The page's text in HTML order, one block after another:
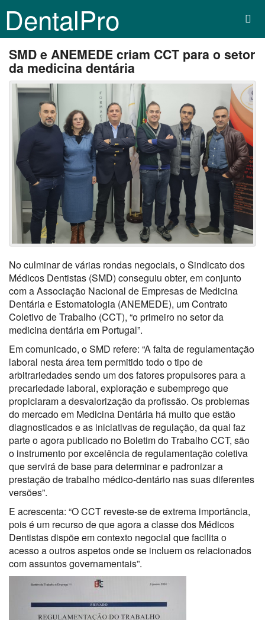
DentalPro
SMD e ANEMEDE criam CCT para o setor
da medicina dentária
No culminar de várias rondas negociais, o Sindicato dos
Médicos Dentistas (SMD) conseguiu obter, em conjunto
com a Associação Nacional de Empresas de Medicina
Dentária e Estomatologia (ANEMEDE), um Contrato
Coletivo de Trabalho (CCT), “o primeiro no setor da
medicina dentária em Portugal”.
Em comunicado, o SMD refere: “A falta de regulamentação
laboral nesta área tem permitido todo o tipo de
arbitrariedades sendo um dos fatores propulsores para a
precariedade laboral, exploração e subemprego que
propiciaram a desvalorização da profissão. Os problemas
do mercado em Medicina Dentária há muito que estão
diagnosticados e as iniciativas de regulação, da qual faz
parte o agora publicado no Boletim do Trabalho CCT, são
o instrumento por excelência de regulamentação coletiva
que servirá de base para determinar e padronizar a
prestação de trabalho médico-dentário nas suas diferentes
versões”.
E acrescenta: “O CCT reveste-se de extrema importância,
pois é um recurso de que agora a classe dos Médicos
Dentistas dispõe em contexto negocial que facilita o
acesso a outros aspetos onde se incluem os relacionados
com assuntos governamentais”.